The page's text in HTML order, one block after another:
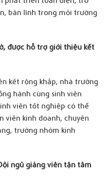
bản lĩnh trong môi trường
được hỗ trợ giớithiệu kết
kết rộng khắp, nhà trường
hành cùng sinh viên
viên tốt nghiệp có thể
viên kinh doanh, chuyên
trưởng nhóm kinh
ngũ giảng viên tận tâm